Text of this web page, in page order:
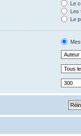
Le
Les
Le